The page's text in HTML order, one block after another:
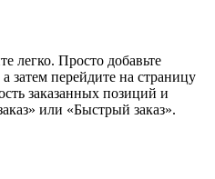
легко. Просто добавьте
затем перейдите на страницу
заказанных позиций и
или «Быстрый заказ».